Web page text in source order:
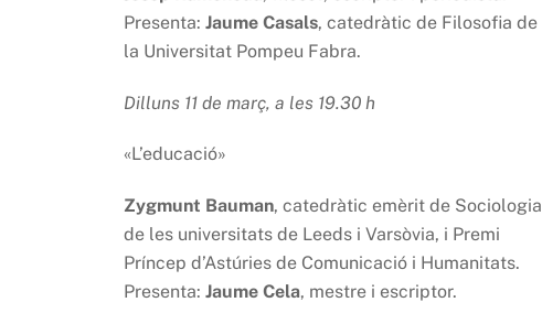
Presenta: Jaume Casals, catedràtic de Filosofia de
la Universitat Pompeu Fabra.
Dilluns 11 de març, a les 19.30 h
«L’educació»
Zygmunt Bauman, catedràtic emèrit de Sociologia
de les universitats de Leeds i Varsòvia, i Premi
Príncep d’Astúries de Comunicació i Humanitats.
Presenta: Jaume Cela, mestre i escriptor.